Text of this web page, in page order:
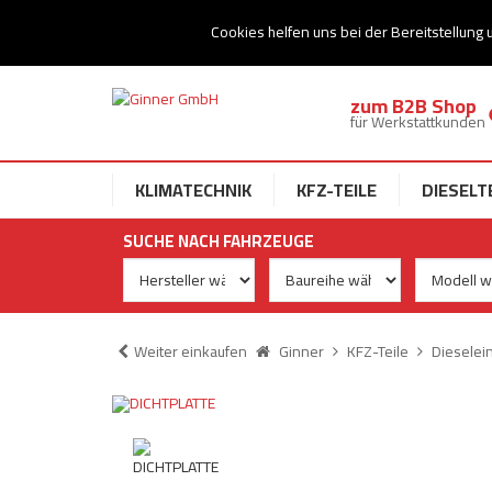
Cookies helfen uns bei der Bereitstellung
Ihr Speziallist für Dieseltechnik
zum B2B Shop
für Werkstattkunden
KLIMATECHNIK KFZ-TEILE
SUCHE NACH FAHRZEUGE
Weiter einkaufen Ginner KFZ-Teile